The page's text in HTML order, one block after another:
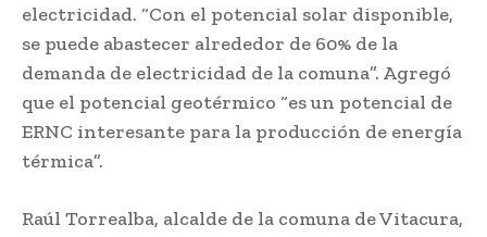
electricidad. “Con el potencial solar disponible,
se puede abastecer alrededor de 60% de la
demanda de electricidad de la comuna”. Agregó
que el potencial geotérmico “es un potencial de
ERNC interesante para la producción de energía
térmica”.
Raúl Torrealba, alcalde de la comuna de Vitacura,